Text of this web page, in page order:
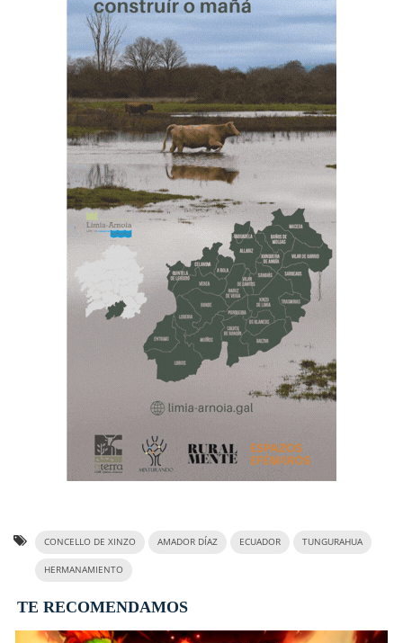
CONCELLO DE XINZO AMADOR DÍAZ ECUADOR TUNGURAHUA
HERMANAMIENTO
TE RECOMENDAMOS